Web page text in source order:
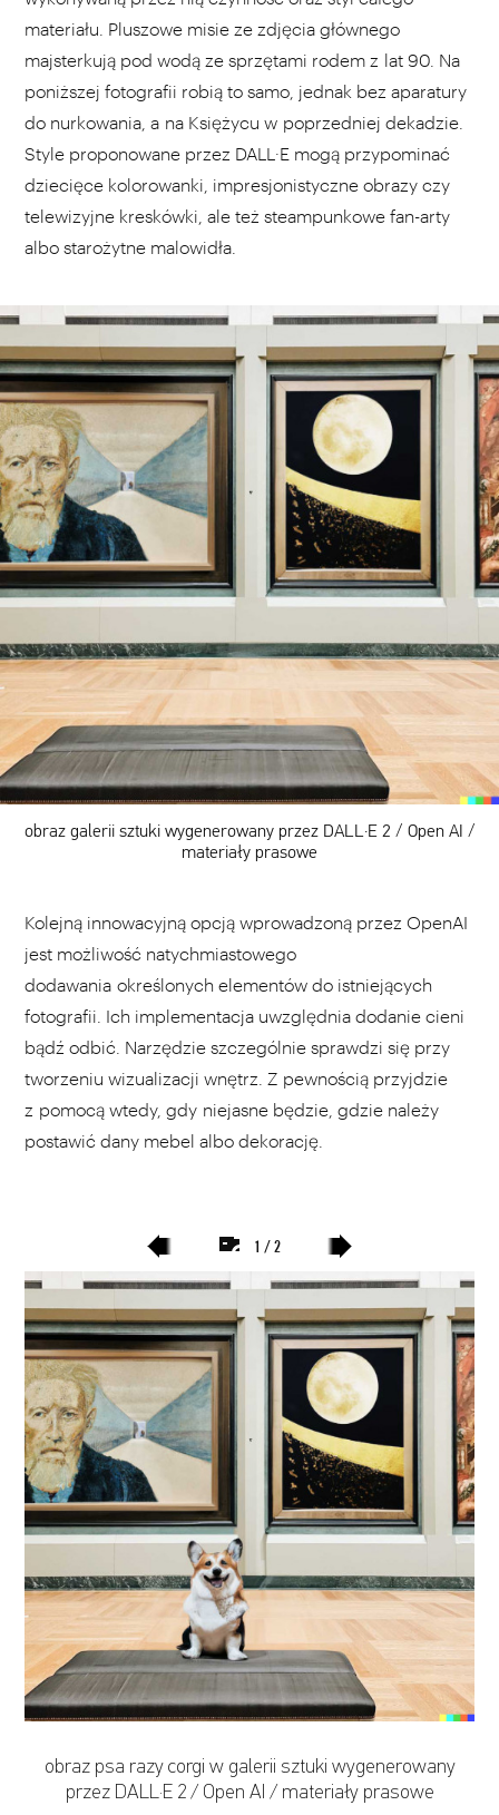
materiału. Pluszowe misie ze zdjęcia głównego
majsterkują pod wodą ze sprzętami rodem z lat 90. Na
poniższej fotografii robią to samo, jednak bez aparatury
do nurkowania, a na Księżycu w poprzedniej dekadzie.
Style proponowane przez DALL·E mogą przypominać
dziecięce kolorowanki, impresjonistyczne obrazy czy
telewizyjne kreskówki, ale też steampunkowe fan-arty
albo starożytne malowidła.
obraz galerii sztuki wygenerowany przez DALL·E 2 / Open AI /
materiały prasowe
Kolejną innowacyjną opcją wprowadzoną przez OpenAI
jest możliwość natychmiastowego
dodawania określonych elementów do istniejących
fotografii. Ich implementacja uwzględnia dodanie cieni
bądź odbić. Narzędzie szczególnie sprawdzi się przy
tworzeniu wizualizacji wnętrz. Z pewnością przyjdzie
z pomocą wtedy, gdy niejasne będzie, gdzie należy
postawić dany mebel albo dekorację.
obraz psa razy corgi w galerii sztuki wygenerowany
przez DALL·E 2 / Open AI / materiały prasowe
poprzedni
następny
1 / 2